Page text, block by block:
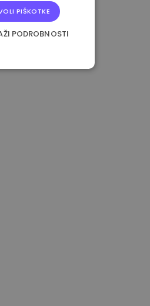
PIŠKOTKE
PODROBNOSTI